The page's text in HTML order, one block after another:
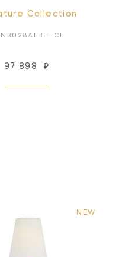
Collection
L-CL
97 898 ₽
NEW